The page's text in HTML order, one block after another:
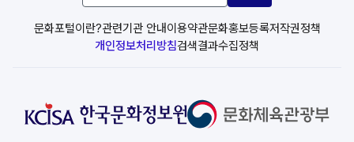
문화포털이란?관련기관 안내이용약관문화홍보등록저작권정책
개인정보처리방침검색결과수집정책
사
이
트